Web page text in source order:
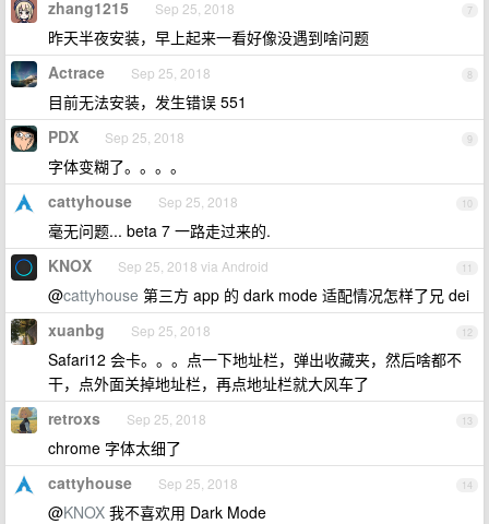
7
zhang1215 Sep 25, 2018
昨天半夜安装，早上起来一看好像没遇到啥问题
8
Actrace Sep 25, 2018
目前无法安装，发生错误 551
9
PDX Sep 25, 2018
字体变糊了。。。。
10
cattyhouse Sep 25, 2018
毫无问题... beta 7 一路走过来的.
11
KNOX Sep 25, 2018 via Android
@cattyhouse 第三方 app 的 dark mode 适配情况怎样了兄 dei
12
xuanbg Sep 25, 2018
Safari12 会卡。。。点一下地址栏，弹出收藏夹，然后啥都不
干，点外面关掉地址栏，再点地址栏就大风车了
13
retroxs Sep 25, 2018
chrome 字体太细了
14
cattyhouse Sep 25, 2018
@KNOX 我不喜欢用 Dark Mode